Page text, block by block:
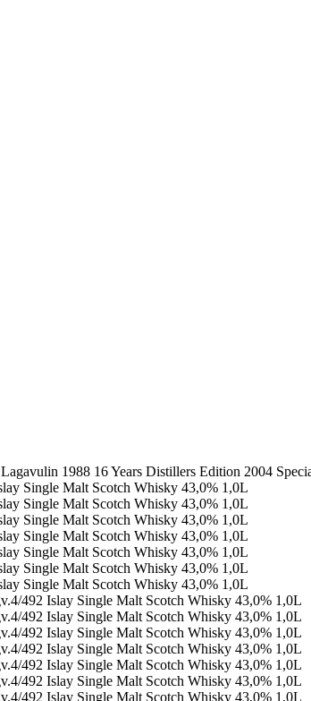
Lagavulin 1988 16 Years Distillers Edition 2004